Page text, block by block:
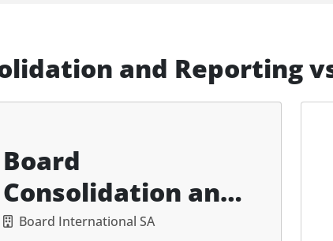
and Reporting
Board
Consolidation and
Reporting
Board International SA